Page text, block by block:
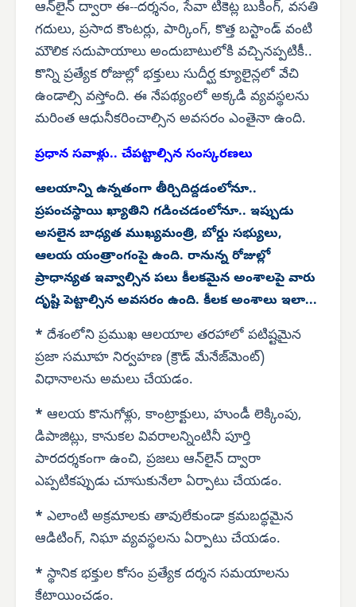
ఆన్‌లైన్ ద్వారా ఈ--దర్శనం, సేవా టికెట్ల బుకింగ్, వసతి
గదులు, ప్రసాద కౌంటర్లు, పార్కింగ్, కొత్త బస్టాండ్ వంటి
మౌలిక సదుపాయాలు అందుబాటులోకి వచ్చినప్పటికీ..
కొన్ని ప్రత్యేక రోజుల్లో భక్తులు సుదీర్ఘ క్యూలైన్లలో వేచి
ఉండాల్సి వస్తోంది. ఈ నేపథ్యంలో అక్కడి వ్యవస్థలను
మరింత ఆధునీకరించాల్సిన అవసరం ఎంతైనా ఉంది.
ప్రధాన సవాళ్లు.. చేపట్టాల్సిన సంస్కరణలు
ఆలయాన్ని ఉన్నతంగా తీర్చిదిద్దడంలోనూ..
ప్రపంచస్థాయి ఖ్యాతిని గడించడంలోనూ.. ఇప్పుడు
అసలైన బాధ్యత ముఖ్యమంత్రి, బోర్డు సభ్యులు,
ఆలయ యంత్రాంగంపై ఉంది. రానున్న రోజుల్లో
ప్రాధాన్యత ఇవ్వాల్సిన పలు కీలకమైన అంశాలపై వారు
దృష్టి పెట్టాల్సిన అవసరం ఉంది. కీలక అంశాలు ఇలా...
* దేశంలోని ప్రముఖ ఆలయాల తరహాలో పటిష్టమైన
ప్రజా సమూహ నిర్వహణ (క్రౌడ్ మేనేజ్‌మెంట్)
విధానాలను అమలు చేయడం.
* ఆలయ కొనుగోళ్లు, కాంట్రాక్టులు, హుండీ లెక్కింపు,
డిపాజిట్లు, కానుకల వివరాలన్నింటినీ పూర్తి
పారదర్శకంగా ఉంచి, ప్రజలు ఆన్‌లైన్ ద్వారా
ఎప్పటికప్పుడు చూసుకునేలా ఏర్పాటు చేయడం.
* ఎలాంటి అక్రమాలకు తావులేకుండా క్రమబద్ధమైన
ఆడిటింగ్, నిఘా వ్యవస్థలను ఏర్పాటు చేయడం.
* స్థానిక భక్తుల కోసం ప్రత్యేక దర్శన సమయాలను
కేటాయించడం.